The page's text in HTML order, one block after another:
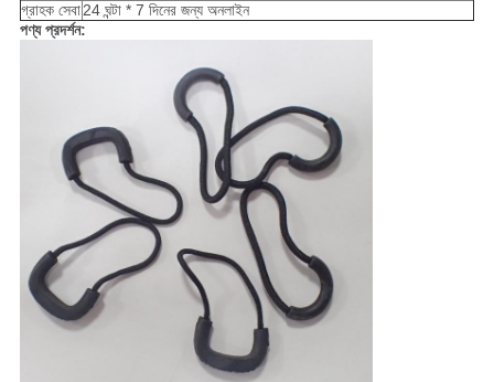
গ্রাহক সেবা24 ঘন্টা * 7 দিনের জন্য অনলাইন
পণ্য প্রদর্শন: